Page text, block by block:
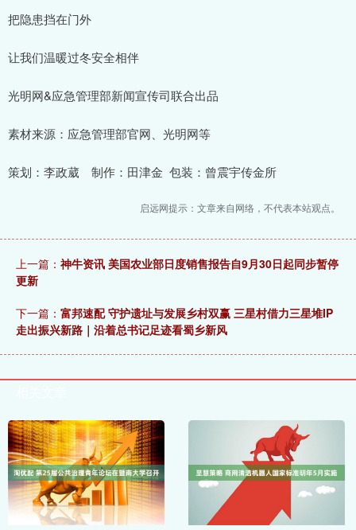
把隐患挡在门外
让我们温暖过冬安全相伴
光明网&应急管理部新闻宣传司联合出品
素材来源：应急管理部官网、光明网等
策划：李政葳 制作：田津金 包装：曾震宇传金所
启远网提示：文章来自网络，不代表本站观点。
上一篇： 神牛资讯 美国农业部日度销售报告自9月30日起同步暂停
更新
下一篇： 富邦速配 守护遗址与发展乡村双赢 三星村借力三星堆IP
走出振兴新路｜沿着总书记足迹看蜀乡新风